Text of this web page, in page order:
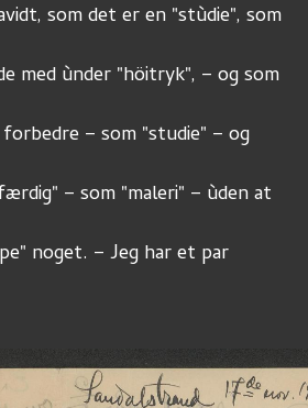
som det er en "stùdie", som
med ùnder "höitryk", – og som
– som "studie" – og
– som "maleri" – ùden at
noget. – Jeg har et par